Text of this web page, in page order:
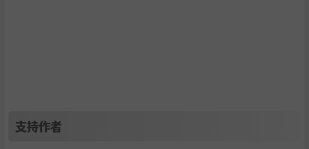
支持作者